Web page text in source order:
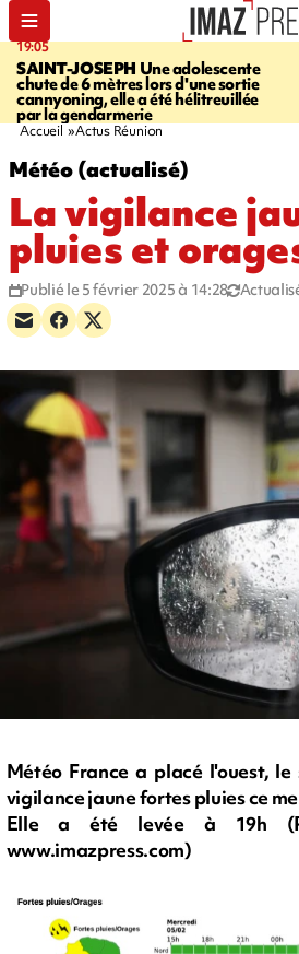
19:05
SAINT-JOSEPH Une adolescente
chute de 6 mètres lors d'une sortie
cannyoning, elle a été hélitreuillée
par la gendarmerie
Accueil Actus Réunion
Météo (actualisé)
La vigilance
pluies et
Publié le 5 février 2025 à 14:28
Météo France a placé l'ouest,
vigilance jaune fortes pluies ce
Elle a été levée à 19h
www.imazpress.com)